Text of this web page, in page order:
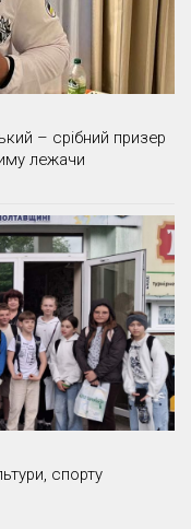
– срібний призер
лежачи
спорту